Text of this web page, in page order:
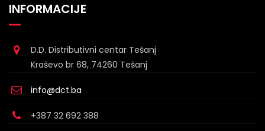
INFORMACIJE
D.D. Distributivni centar Tešanj
Kraševo br 68, 74260 Tešanj
info@dct.ba
+387 32 692 388